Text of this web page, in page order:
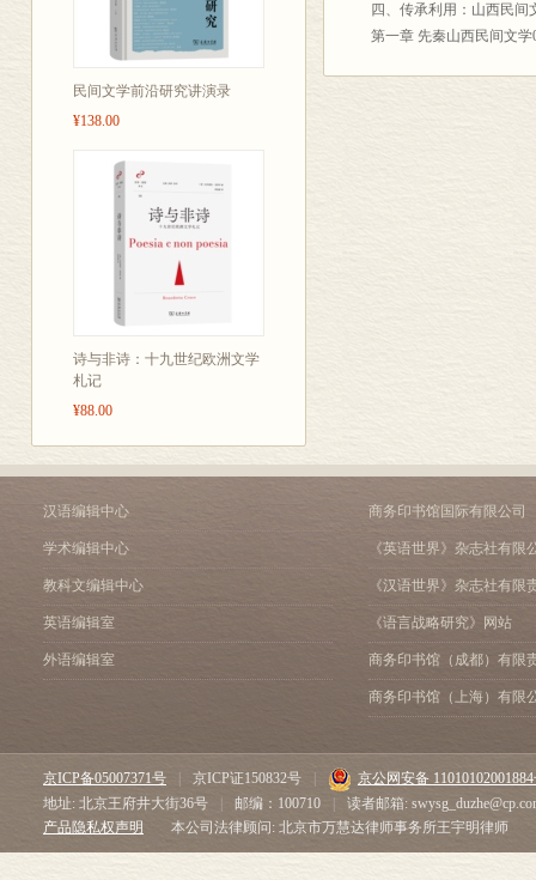
民间文学前沿研究讲演录
¥138.00
诗与非诗：十九世纪欧洲文学
札记
¥88.00
留珍贵的民间
四、传承利用：山西民间
第一章 先秦山西民间文学
七、魏晋南北朝文学的多
二、唐代山西民间传说211
三、唐代山西民间故事249
四、唐代山西戏曲与说唱
第五章 宋代山西民间文学
一、宋代山西民间文学概
二、宋代山西民间传说274
四、宋金山西戏曲与说唱
第六章 元代山西民间文学
一、元代山西民间文学概
二、元代山西民间传说348
汉语编辑中心
学术编辑中心
教科文编辑中心
英语编辑室
外语编辑室
商务印书馆国际有限公司
《英语世界》杂志社有限
《汉语世界》杂志社有限
《语言战略研究》网站
商务印书馆（成都）有限
商务印书馆（上海）有限
京ICP备05007371号 京ICP证150832号
京公网安备
地址: 北京王府井大街36号
邮编：100710
读者邮箱:
产品隐私权声明
本公司法律顾问: 北京市万慧达律师事务所王宇明律师